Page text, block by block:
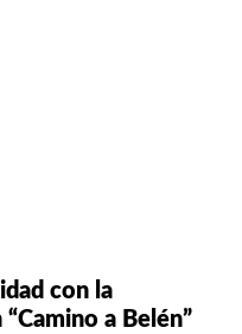
con la
a Belén”